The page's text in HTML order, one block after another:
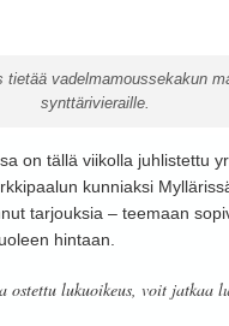
tietää vadelmamoussekakun
synttärivieraille.
on tällä viikolla juhlistettu
kunniaksi
tarjouksia – teemaan
hintaan.
ostettu lukuoikeus, voit jatkaa